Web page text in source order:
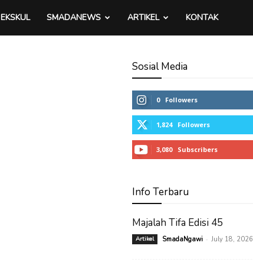
EKSKUL SMADANEWS ARTIKEL KONTAK
Sosial Media
0 Followers
1,824 Followers
3,080 Subscribers
Info Terbaru
Majalah Tifa Edisi 45
Artikel SmadaNgawi - July 18, 2026